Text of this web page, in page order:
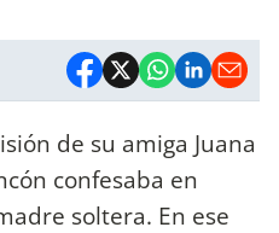
de su amiga Juana
confesaba en
soltera. En ese